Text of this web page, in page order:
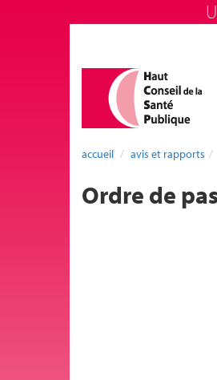
accueil avis et rapports
Ordre de